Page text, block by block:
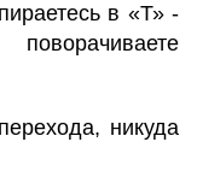
в «Т» -
никуда